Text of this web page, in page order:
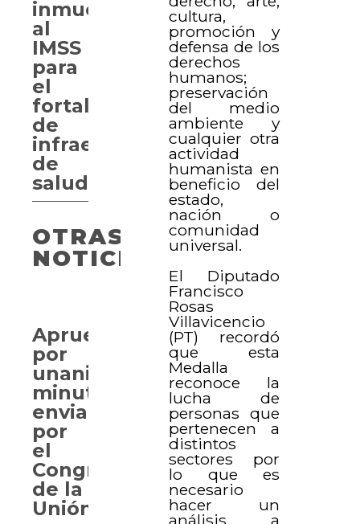
cultura,
promoción y
defensa de los
derechos
humanos;
preservación
del medio
ambiente y
cualquier otra
actividad
humanista en
beneficio del
estado,
nación o
comunidad
universal.
El Diputado
Francisco
Rosas
Villavicencio
(PT) recordó
que esta
Medalla
reconoce la
lucha de
personas que
pertenecen a
distintos
sectores por
lo que es
necesario
hacer un
análisis a
inmuebles
al
IMSS
para
el
fortalecimiento
de
infraestructura
de
salud
OTRAS
NOTICIAS
Aprueban
por
unanimidad
minutas
enviadas
por
el
Congreso
de la
Unión